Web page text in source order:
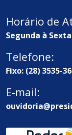
Horário de
Segunda à
Telefone:
Fixo: (28) 3535-
E-mail: